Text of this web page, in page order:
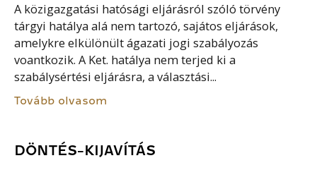
A közigazgatási hatósági eljárásról szóló törvény
tárgyi hatálya alá nem tartozó, sajátos eljárások,
amelykre elkülönült ágazati jogi szabályozás
voantkozik. A Ket. hatálya nem terjed ki a
szabálysértési eljárásra, a választási...
Tovább olvasom
DÖNTÉS-KIJAVÍTÁS